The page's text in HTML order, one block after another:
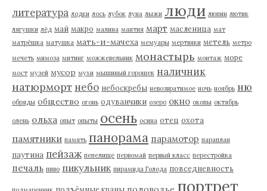
литература лодки лось лубок луна лыжи люди люпин лютик
лягушки лёд май макро малина мантия март масленица мат
матрёшка матушка мать-и-мачеха мемуары мертвяки метель метро
мечеть мимоза митинг можжевельник монастырь монтаж море
мост музей мусор мухи мышиный горошек наличник
натюрморт небо небоскребы невозвратимое ночь ноябрь ню
обряды общество огонь одуванчики озеро окно окопы октябрь
олень ольха опыт опыты осень осина отец охота
памятники память панорама парамотор параплан
паутина пейзаж пепелище первомай первый класс перестройка
печаль пиво пикульник пирамида Голода повседневность
портрет